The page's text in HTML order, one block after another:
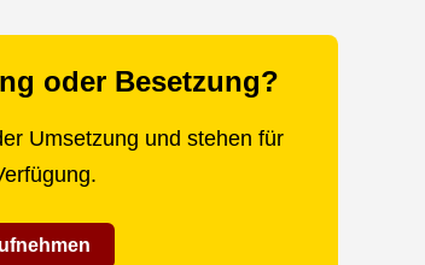
oder Besetzung?
Umsetzung und stehen für